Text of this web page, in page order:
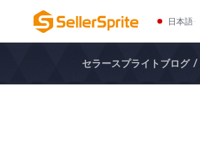
日本語
セラースプライトブログ /